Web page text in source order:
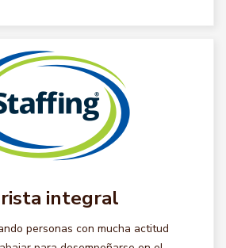
integral
personas con mucha actitud